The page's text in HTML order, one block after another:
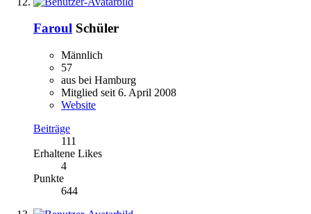
Faroul Schüler
Männlich
57
aus bei Hamburg
Mitglied seit 6. April 2008
Website
Beiträge
111
Erhaltene Likes
4
Punkte
644